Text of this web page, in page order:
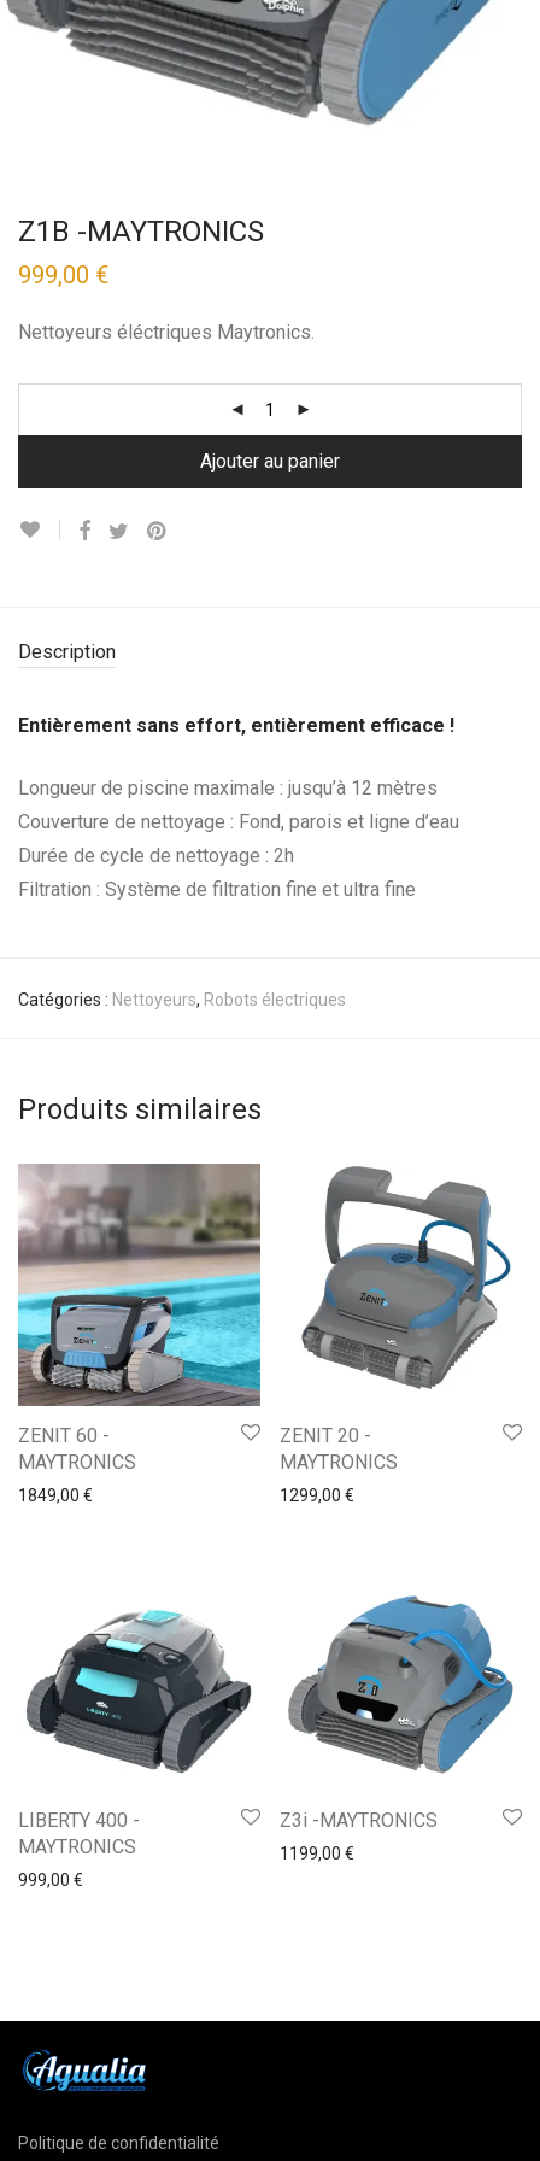
Z1B -MAYTRONICS
999,00 €
Nettoyeurs éléctriques Maytronics.
Ajouter au panier
Description
Entièrement sans effort, entièrement efficace !
Longueur de piscine maximale : jusqu’à 12 mètres
Couverture de nettoyage : Fond, parois et ligne d’eau
Durée de cycle de nettoyage : 2h
Filtration : Système de filtration fine et ultra fine
Catégories : Nettoyeurs, Robots électriques
Produits similaires
ZENIT 60 -
MAYTRONICS
1849,00 €
ZENIT 20 -
MAYTRONICS
1299,00 €
LIBERTY 400 -
MAYTRONICS
999,00 €
Z3i -MAYTRONICS
1199,00 €
Politique de confidentialité